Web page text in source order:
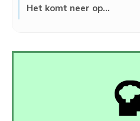
Het komt neer op...